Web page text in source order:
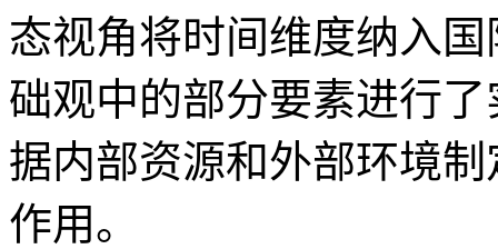
态视角将时间维度纳入
础观中的部分要素进行
据内部资源和外部环境
作用。